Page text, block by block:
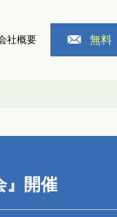
社概要 無料
』開催